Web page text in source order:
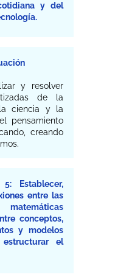
y del
y resolver
de la
ciencia y la
pensamiento
creando
Establecer,
entre las
conceptos,
y modelos
el